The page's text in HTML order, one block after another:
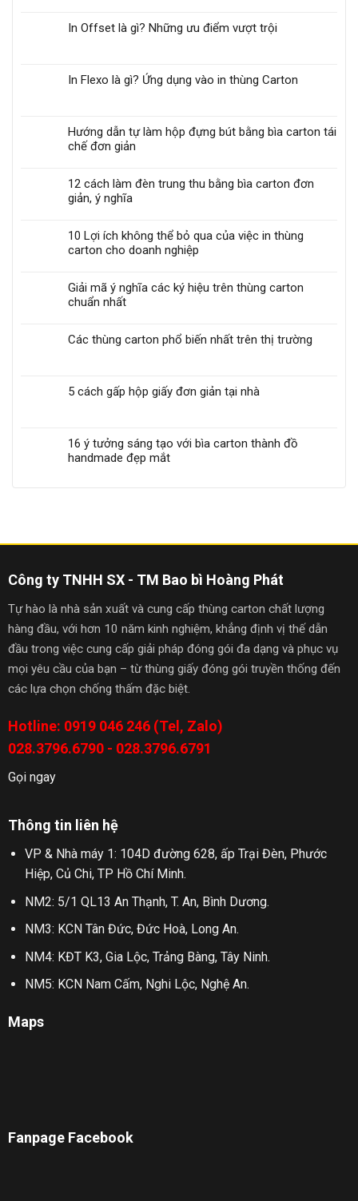
In Offset là gì? Những ưu điểm vượt trội
In Flexo là gì? Ứng dụng vào in thùng Carton
Hướng dẫn tự làm hộp đựng bút bằng bìa carton tái
chế đơn giản
12 cách làm đèn trung thu bằng bìa carton đơn
giản, ý nghĩa
10 Lợi ích không thể bỏ qua của việc in thùng
carton cho doanh nghiệp
Giải mã ý nghĩa các ký hiệu trên thùng carton
chuẩn nhất
Các thùng carton phổ biến nhất trên thị trường
5 cách gấp hộp giấy đơn giản tại nhà
16 ý tưởng sáng tạo với bìa carton thành đồ
handmade đẹp mắt
Công ty TNHH SX - TM Bao bì Hoàng Phát
Tự hào là nhà sản xuất và cung cấp thùng carton chất lượng
hàng đầu, với hơn 10 năm kinh nghiệm, khẳng định vị thế dẫn
đầu trong việc cung cấp giải pháp đóng gói đa dạng và phục vụ
mọi yêu cầu của bạn – từ thùng giấy đóng gói truyền thống đến
các lựa chọn chống thấm đặc biệt.
Hotline: 0919 046 246 (Tel, Zalo)
028.3796.6790 - 028.3796.6791
Gọi ngay
Thông tin liên hệ
VP & Nhà máy 1: 104D đường 628, ấp Trại Đèn, Phước
Hiệp, Củ Chi, TP Hồ Chí Minh.
NM2: 5/1 QL13 An Thạnh, T. An, Bình Dương.
NM3: KCN Tân Đức, Đức Hoà, Long An.
NM4: KĐT K3, Gia Lộc, Trảng Bàng, Tây Ninh.
NM5: KCN Nam Cấm, Nghi Lộc, Nghệ An.
Maps
Fanpage Facebook